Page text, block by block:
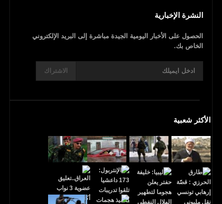
النشرة الإخبارية
الحصول على الأخبار اليومية الجيدة مباشرة إلى البريد الإلكتروني
الخاص بك.
الاشتراك
الأكثر شعبية